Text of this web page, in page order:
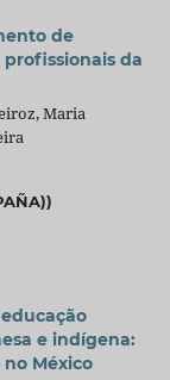
de
da
Maria
e indígena:
México